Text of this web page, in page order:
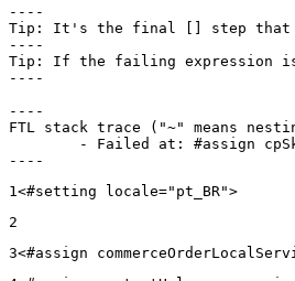
----
Tip: It's the final [] step that
----
Tip: If the failing expression is
----
----
FTL stack trace ("~" means
----
1 <#setting locale="pt_BR">
2
3<#assign